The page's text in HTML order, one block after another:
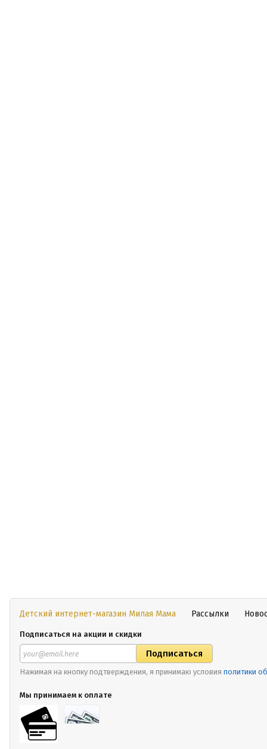
Детский интернет-магазин Милая Мама Рассылки
Подписаться на акции и скидки
Нажимая на кнопку подтверждения, я принимаю условия политики
Мы принимаем к оплате